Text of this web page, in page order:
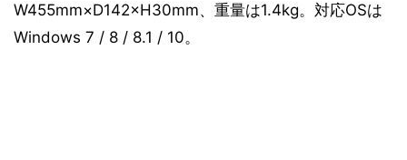
W455mm×D142×H30mm、重量は1.4kg。対応OSは
Windows 7 / 8 / 8.1 / 10。